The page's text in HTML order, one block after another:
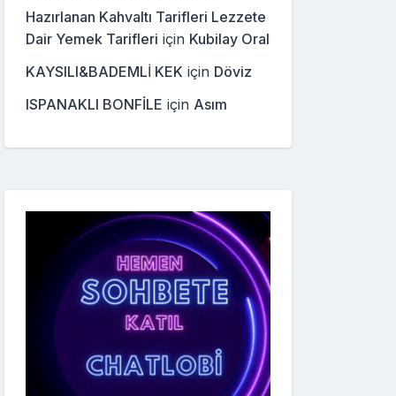
Hazırlanan Kahvaltı Tarifleri Lezzete
Dair Yemek Tarifleri için Kubilay Oral
KAYSILI&BADEMLİ KEK için Döviz
ISPANAKLI BONFİLE için Asım